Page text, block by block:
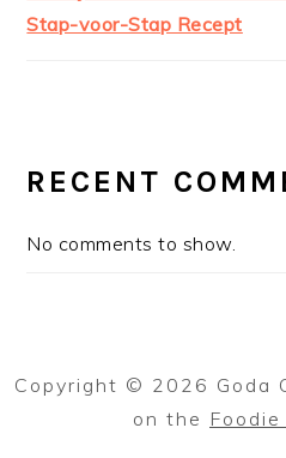
Stap-voor-Stap Recept
RECENT
No comments to show.
Copyright © 2026 Goda
on the